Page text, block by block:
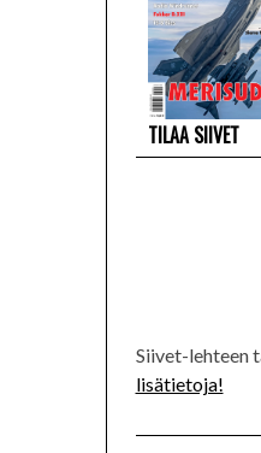
TILAA SIIVET
Siivet-lehteen
lisätietoja!